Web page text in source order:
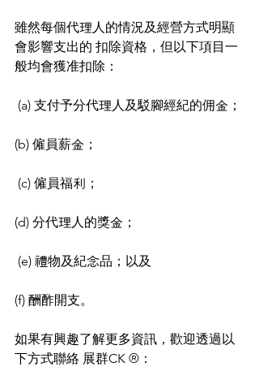
雖然每個代理人的情況及經營方式明顯
會影響支出的 扣除資格，但以下項目一
般均會獲准扣除：
(a) 支付予分代理人及駁腳經紀的佣金；
(b) 僱員薪金；
(c) 僱員福利；
(d) 分代理人的獎金；
(e) 禮物及紀念品；以及
(f) 酬酢開支。
如果有興趣了解更多資訊，歡迎透過以
下方式聯絡 展群CK ®：